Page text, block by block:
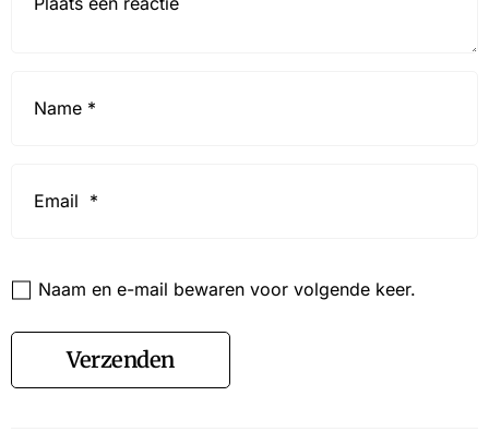
Naam en e-mail bewaren voor volgende keer.
Verzenden